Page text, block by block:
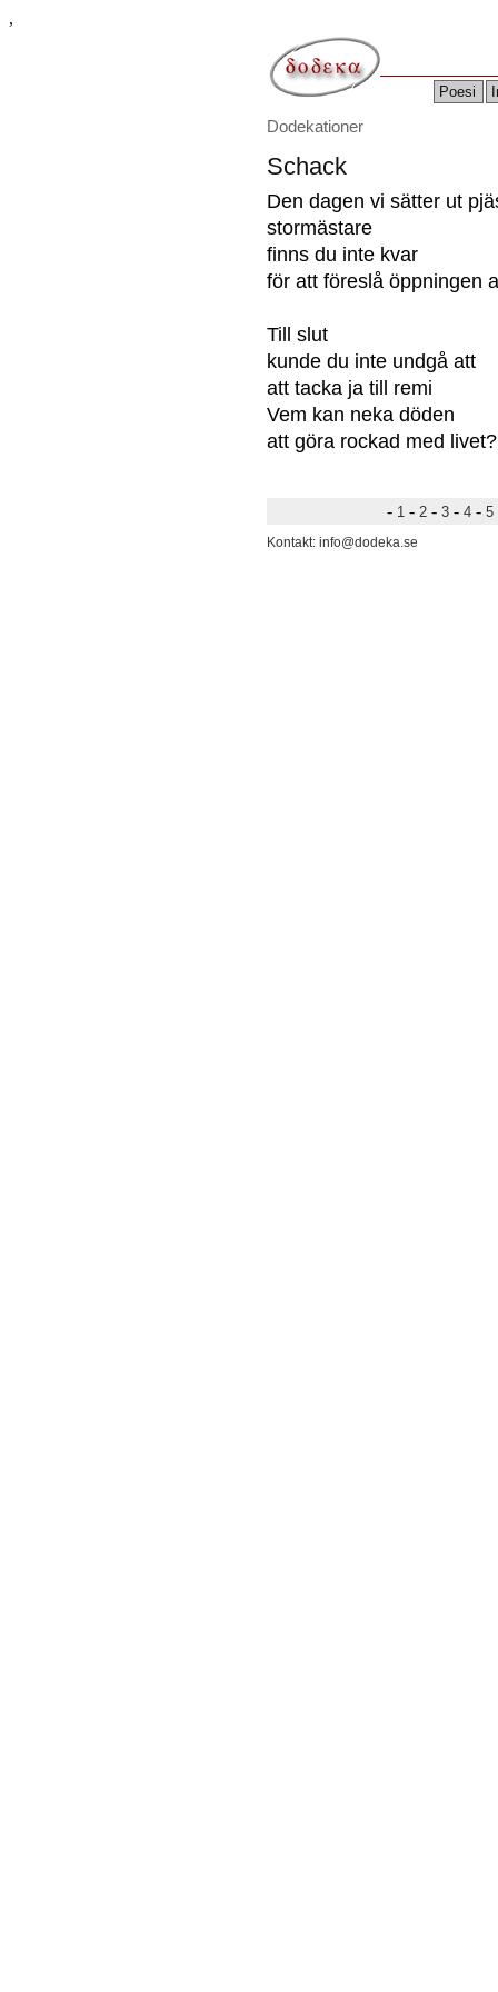
,
Poesi
Dodekationer
Schack
Den dagen vi sätter ut
stormästare
finns du inte kvar
för att föreslå öppningen
Till slut
kunde du inte undgå att
att tacka ja till remi
Vem kan neka döden
att göra rockad med livet?
-1 -2 -3 -4 -5
Kontakt: info@dodeka.se